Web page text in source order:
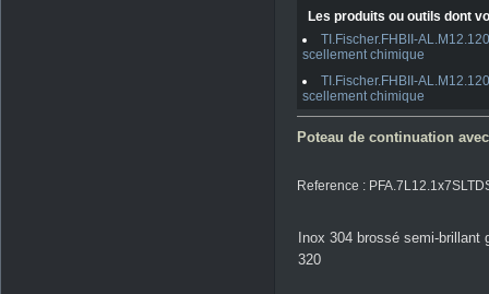
Les produits ou outils dont
TI.Fischer.FHBII-
scellement chimique
TI.Fischer.FHBII-
scellement chimique
Poteau de continuation
Reference :
Inox 304 brossé semi-brillant
320